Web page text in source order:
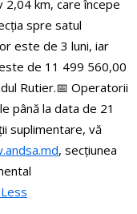
km, care începe
spre satul
este de 3 luni, iar
de 11 499 560,00
Rutier.📅 Operatorii
până la data de 21
suplimentare, vă
, secțiunea